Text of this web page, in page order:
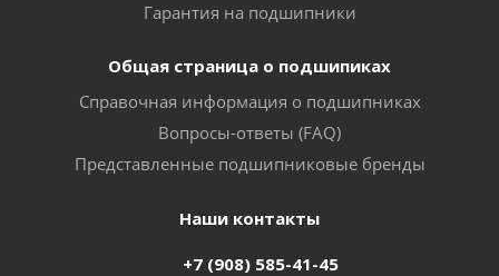
Гарантия на подшипники
Общая страница о подшипиках
Справочная информация о подшипниках
Вопросы-ответы (FAQ)
Представленные подшипниковые бренды
Наши контакты
+7 (908) 585-41-45